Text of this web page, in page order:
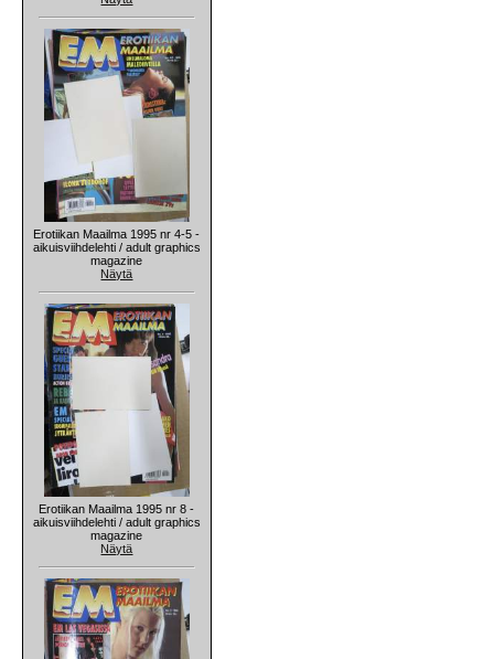
Erotiikan Maailma 1995 nr 4-5 -
aikuisviihdelehti / adult graphics
magazine
Näytä
Erotiikan Maailma 1995 nr 8 -
aikuisviihdelehti / adult graphics
magazine
Näytä